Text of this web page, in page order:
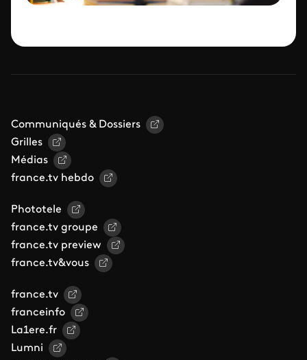
Communiqués & Dossiers
Grilles
Médias
france.tv hebdo
Phototele
france.tv groupe
france.tv preview
france.tv&vous
france.tv
franceinfo
La1ere.fr
Lumni